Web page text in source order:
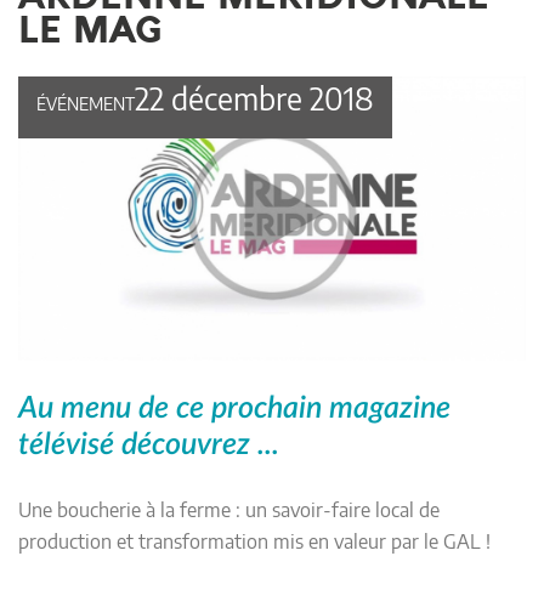
LE MAG
ÉVÉNEMENT22 décembre 2018
Au menu de ce prochain magazine
télévisé découvrez ...
Une boucherie à la ferme : un savoir-faire local de
production et transformation mis en valeur par le GAL !